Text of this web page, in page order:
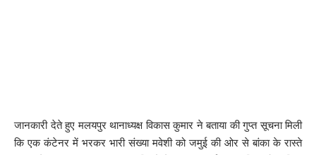
जानकारी देते हुए मलयपुर थानाध्यक्ष विकास कुमार ने बताया की गुप्त सूचना मिली
कि एक कंटेनर में भरकर भारी संख्या मवेशी को जमुई की ओर से बांका के रास्ते